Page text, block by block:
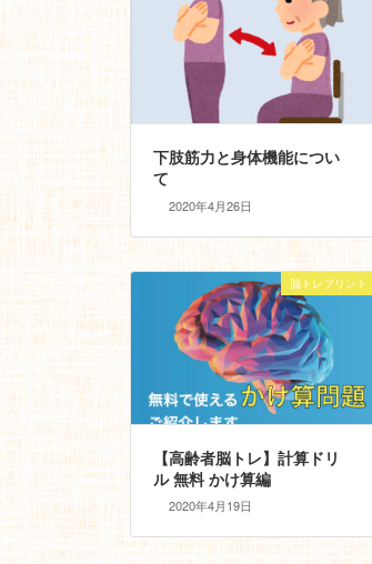
下肢筋力と身体機能につい
て
2020年4月26日
脳トレプリント
【高齢者脳トレ】計算ドリ
ル 無料 かけ算編
2020年4月19日